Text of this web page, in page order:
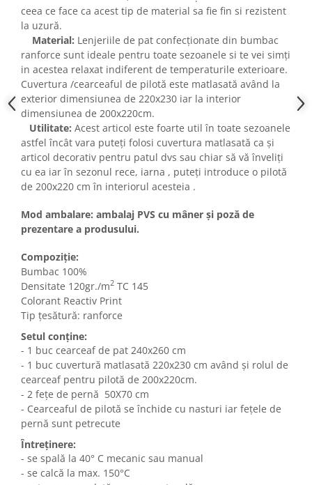
ceea ce face ca acest tip de material sa fie fin si rezistent
la uzură.
Material: Lenjeriile de pat confecționate din bumbac
ranforce sunt ideale pentru toate sezoanele si te vei simți
in acestea relaxat indiferent de temperaturile exterioare.
Cuvertura /cearceaful de pilotă este matlasată având la
exterior dimensiunea de 220x230 iar la interior
dimensiunea de 200x220cm.
Utilitate: Acest articol este foarte util în toate sezoanele
astfel încât vara puteți folosi cuvertura matlasată ca și
articol decorativ pentru patul dvs sau chiar să vă înveliți
cu ea iar în sezonul rece, iarna , puteți introduce o pilotă
de 200x220 cm în interiorul acesteia .
Mod ambalare: ambalaj PVS cu mâner și poză de
prezentare a produsului.
Compoziție:
Bumbac 100%
Densitate 120gr./m2 TC 145
Colorant Reactiv Print
Tip țesătură: ranforce
Setul conține:
- 1 buc cearceaf de pat 240x260 cm
- 1 buc cuvertură matlasată 220x230 cm având și rolul de
cearceaf pentru pilotă de 200x220cm.
- 2 fețe de pernă 50X70 cm
- Cearceaful de pilotă se închide cu nasturi iar fețele de
pernă sunt petrecute
Întreținere:
- se spală la 40° C mecanic sau manual
- se calcă la max. 150°C